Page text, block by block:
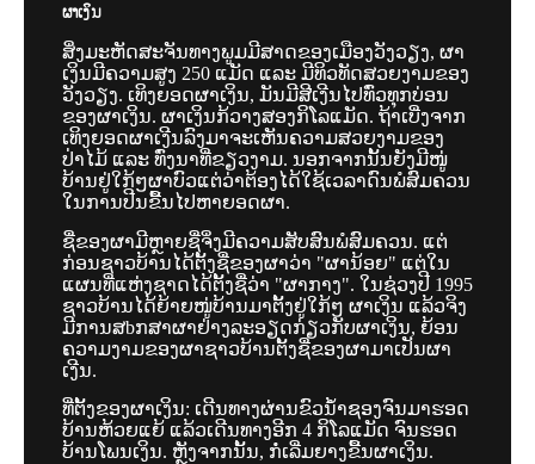
ຜາເງິນ
ສິ່ງມະຫັດສະຈັນທາງພູມມີສາດຂອງເມືອງວັງວຽງ, ຜາ
ເງິນມີຄວາມສູງ 250 ແມັດ ແລະ ມີທິວທັດສວຍງາມຂອງ
ວັງວຽງ. ເທິງຍອດຜາເງິນ, ມັນມີສີເງີນໄປທົ່ວທຸກບ່ອນ
ຂອງຜາເງິນ. ຜາເງິນກ້ວາງສອງກິໂລແມັດ. ຖ້າເບີ່ງຈາກ
ເທິງຍອດຜາເງີນລົງມາຈະເຫັນຄວາມສວຍງາມຂອງ
ປ່າໄມ້ ແລະ ທົ່ງນາທີ່ຂຽວງາມ. ນອກຈາກນັ້ນຍັງມີໜູ່
ບ້ານຢູ່ໃກ້ໆຜາບົວແຕ່ວ່າຕ້ອງໄດ້ໃຊ້ເວລາດົນພໍສົມຄວນ
ໃນການປີນຂື້້ນໄປຫາຍອດຜາ.
ຊື່ຂອງຜາມີຫຼາຍຊື່ຈິ່ງມີຄວາມສັບສົນພໍສົມຄວນ. ແຕ່
ກ່ອນຊາວບ້ານໄດ້ຕັ້ງຊື່ຂອງຜາວ່າ "ຜານ້ອຍ" ແຕ່ໃນ
ແຜນທີ່ແຫ່ງຊາດໄດ້ຕັ້ງຊື່ວ່າ "ຜາກາງ". ໃນຊ່ວງປີ 1995
ຊາວບ້ານໄດ້ຍ້າຍໜູ່ບ້ານມາຕັ້ງຢູ່ໃກ້ໆ ຜາເງິນ ແລ້ວຈິງ
ມີການສbກສາຜາຢ່າງລະອຽດກ່ຽວກັບຜາເງິນ, ຍ້ອນ
ຄວາມງາມຂອງຜາຊາວບ້ານຕັ້ງຊື່ຂອງຜາມາເປັນຜາ
ເງີນ.
ທີ່ຕ້ັງຂອງຜາເງິນ: ເດີນທາງຜ່ານຂົວນ້ຳຊອງຈົນມາຮອດ
ບ້ານຫ້ວຍແຍ້ ແລ້ວເດີນທາງອີກ 4 ກິໂລແມັດ ຈົນຮອດ
ບ້ານໂພນເງິນ. ຫຼັງຈາກນັ້ນ, ກໍ່ເລີ່ມຍາງຂື້ນຜາເງິນ.